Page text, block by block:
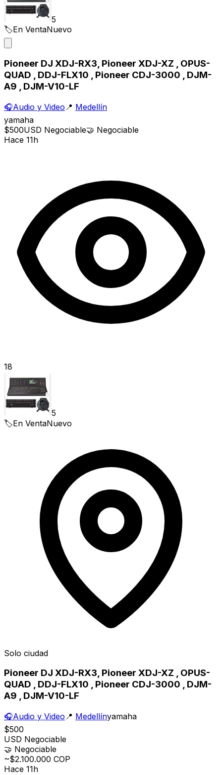
5
🏷️En VentaNuevo
Pioneer DJ XDJ-RX3, Pioneer XDJ-XZ , OPUS-
QUAD , DDJ-FLX10 , Pioneer CDJ-3000 , DJM-
A9 , DJM-V10-LF
🎧Audio y Video 📍 Medellín
yamaha
$500USD Negociable🤝 Negociable
Hace 11h
18
5
🏷️En VentaNuevo
Solo ciudad
Pioneer DJ XDJ-RX3, Pioneer XDJ-XZ , OPUS-
QUAD , DDJ-FLX10 , Pioneer CDJ-3000 , DJM-
A9 , DJM-V10-LF
🎧Audio y Video 📍 Medellínyamaha
$500
USD Negociable
🤝 Negociable
~$2.100.000 COP
Hace 11h